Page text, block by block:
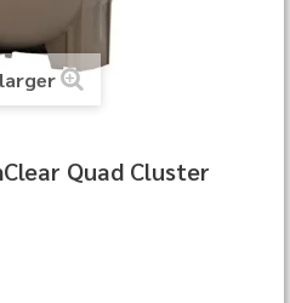
Quad Cluster